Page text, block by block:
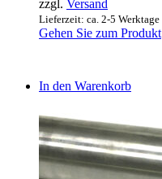
zzgl. Versand
Lieferzeit: ca. 2-5 Werktage
Gehen Sie zum Produkt
In den Warenkorb